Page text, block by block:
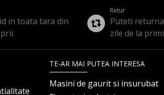
in toata tara din
Retur
Puteti
zile de la
TE-AR MAI PUTEA INTERESA
Masini de gaurit si insurubat